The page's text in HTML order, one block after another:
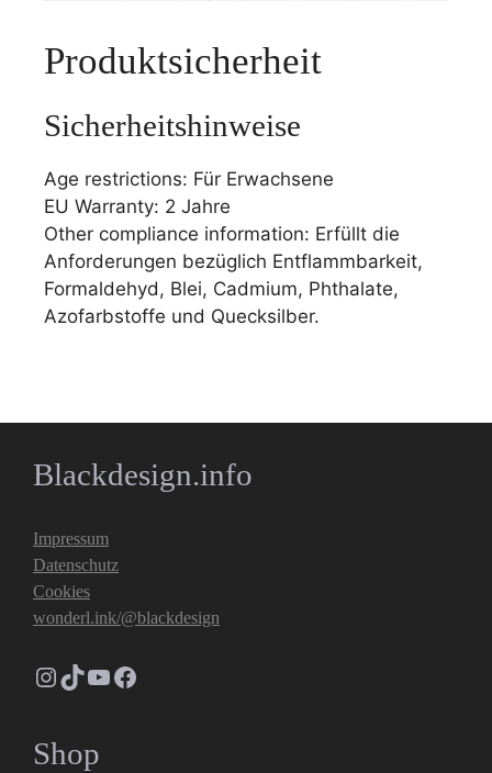
Produktsicherheit
Sicherheitshinweise
Age restrictions: Für Erwachsene
EU Warranty: 2 Jahre
Other compliance information: Erfüllt die
Anforderungen bezüglich Entflammbarkeit,
Formaldehyd, Blei, Cadmium, Phthalate,
Azofarbstoffe und Quecksilber.
Blackdesign.info
Impressum
Datenschutz
Cookies
wonderl.ink/@blackdesign
Instagram
TikTok
YouTube
Facebook
Shop